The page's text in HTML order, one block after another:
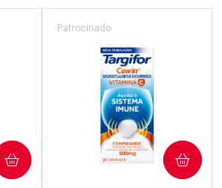
Patrocinado
COMPRAR